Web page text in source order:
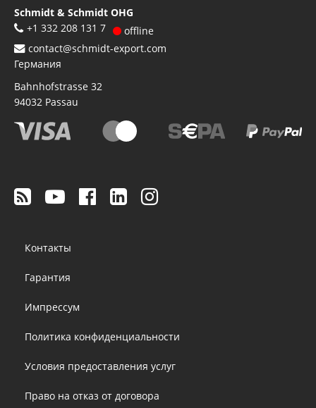
Schmidt & Schmidt OHG
+1 332 208 131 7
offline
contact@schmidt-export.com
Германия
Bahnhofstrasse 32
94032 Passau
menu
Контакты
Гарантия
Импрессум
Политика конфиденциальности
Условия предоставления услуг
Право на отказ от договора